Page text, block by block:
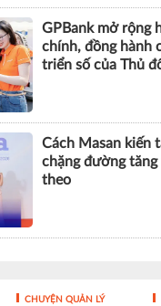
GPBank mở rộng
chính, đồng hành
triển số của Thủ
Cách Masan kiến
chặng đường
theo
CHUYỆN QUẢN LÝ